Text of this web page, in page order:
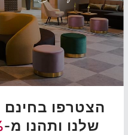
הצטרפו בחינם
שלנו ותהנו מ-